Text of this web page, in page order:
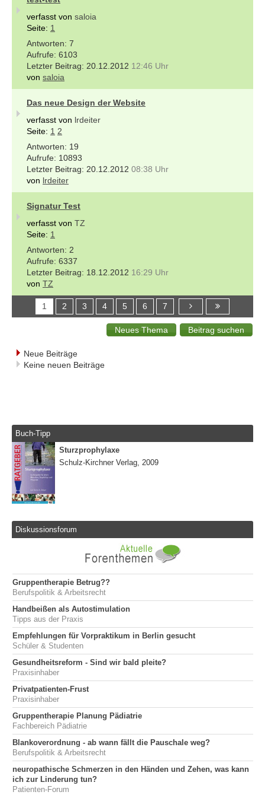
verfasst von saloia
Seite: 1
7
6103
20.12.2012 12:46 Uhr
von saloia
Das neue Design der Website
verfasst von lrdeiter
Seite: 1 2
19
10893
20.12.2012 08:38 Uhr
von lrdeiter
Signatur Test
verfasst von TZ
Seite: 1
2
6337
18.12.2012 16:29 Uhr
von TZ
1 2 3 4 5 6 7
Neue Beiträge
Keine neuen Beiträge
Buch-Tipp
Sturzprophylaxe
Schulz-Kirchner Verlag, 2009
Diskussionsforum
Gruppentherapie Betrug??
Berufspolitik & Arbeitsrecht
Handbeißen als Autostimulation
Tipps aus der Praxis
Empfehlungen für Vorpraktikum in Berlin gesucht
Schüler & Studenten
Gesundheitsreform - Sind wir bald pleite?
Praxisinhaber
Privatpatienten-Frust
Praxisinhaber
Gruppentherapie Planung Pädiatrie
Fachbereich Pädiatrie
Blankoverordnung - ab wann fällt die Pauschale weg?
Berufspolitik & Arbeitsrecht
neuropathische Schmerzen in den Händen und Zehen, was kann
ich zur Linderung tun?
Patienten-Forum